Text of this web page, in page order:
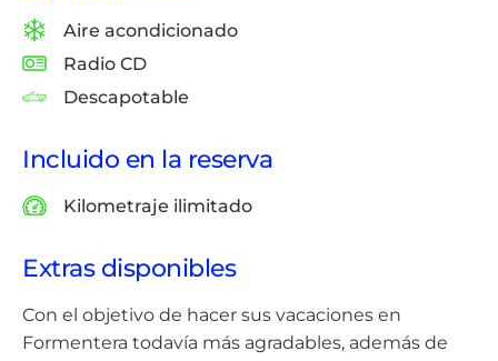
Aire acondicionado
Radio CD
Descapotable
Incluido en la reserva
Kilometraje ilimitado
Extras disponibles
Con el objetivo de hacer sus vacaciones en
Formentera todavía más agradables, además de